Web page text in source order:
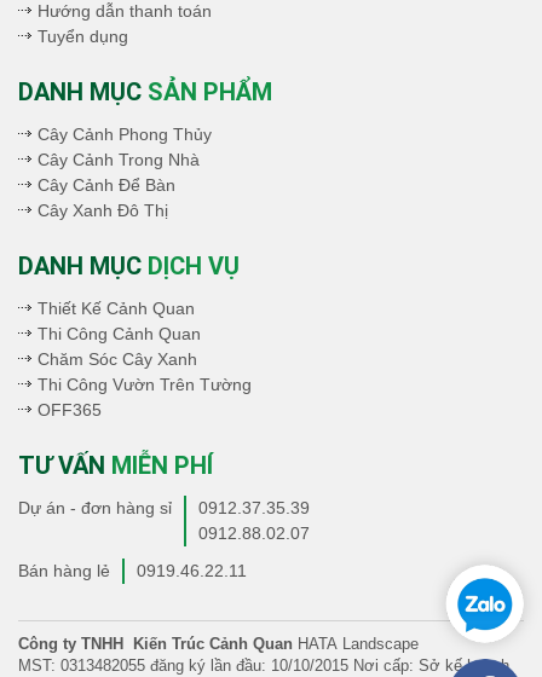
Hướng dẫn thanh toán
Tuyển dụng
DANH MỤC SẢN PHẨM
Cây Cảnh Phong Thủy
Cây Cảnh Trong Nhà
Cây Cảnh Để Bàn
Cây Xanh Đô Thị
DANH MỤC DỊCH VỤ
Thiết Kế Cảnh Quan
Thi Công Cảnh Quan
Chăm Sóc Cây Xanh
Thi Công Vườn Trên Tường
OFF365
TƯ VẤN MIỄN PHÍ
Dự án - đơn hàng sỉ
0912.37.35.39
0912.88.02.07
Bán hàng lẻ
0919.46.22.11
Công ty TNHH Kiến Trúc Cảnh Quan HATA Landscape
MST: 0313482055 đăng ký lần đầu: 10/10/2015 Nơi cấp: Sở kế hoạch